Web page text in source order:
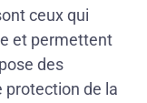
ceux qui
et permettent
des
protection de la